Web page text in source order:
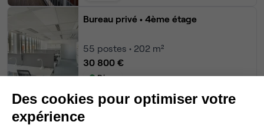
Bureau privé • 4ème étage
55 postes • 202 m²
30 800 €
Dispo
Bureau privé• 3ème étage
Des cookies pour optimiser votre
expérience